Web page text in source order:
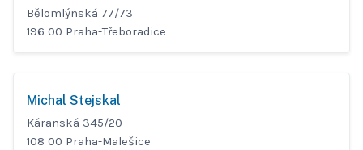
Bělomlýnská 77/73
196 00 Praha-Třeboradice
Michal Stejskal
Káranská 345/20
108 00 Praha-Malešice